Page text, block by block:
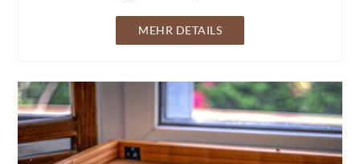
MEHR DETAILS